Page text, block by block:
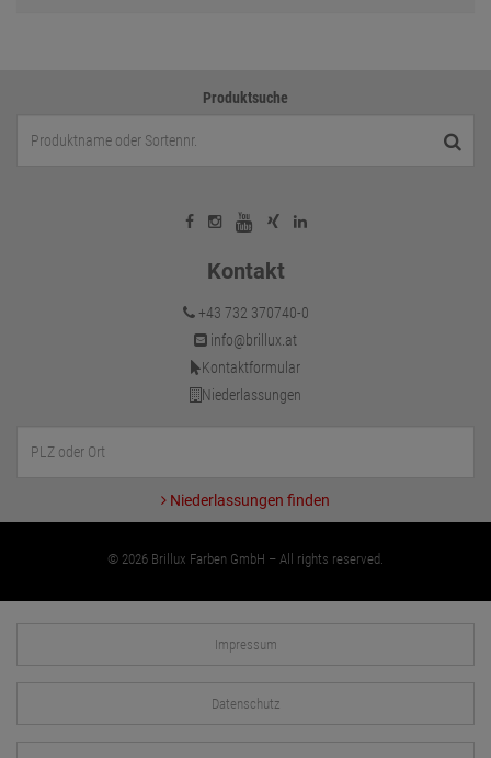
Produktsuche
Kontakt
+43 732 370740-0
info@brillux.at
Kontaktformular
Niederlassungen
Niederlassungen finden
© 2026 Brillux Farben GmbH – All rights reserved.
Impressum
Datenschutz